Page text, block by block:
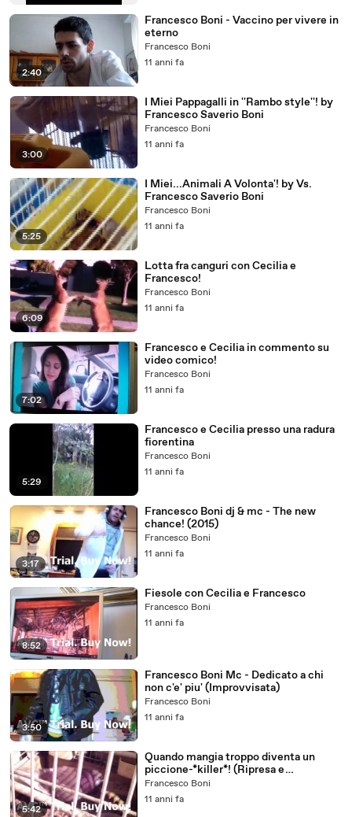
2:40
Francesco Boni - Vaccino per vivere in
eterno
Francesco Boni
11 anni fa
3:00
I Miei Pappagalli in ''Rambo style''! by
Francesco Saverio Boni
Francesco Boni
11 anni fa
5:25
I Miei...Animali A Volonta'! by Vs.
Francesco Saverio Boni
Francesco Boni
11 anni fa
6:09
Lotta fra canguri con Cecilia e
Francesco!
Francesco Boni
11 anni fa
7:02
Francesco e Cecilia in commento su
video comico!
Francesco Boni
11 anni fa
5:29
Francesco e Cecilia presso una radura
fiorentina
Francesco Boni
11 anni fa
3:17
Francesco Boni dj & mc - The new
chance! (2015)
Francesco Boni
11 anni fa
8:52
Fiesole con Cecilia e Francesco
Francesco Boni
11 anni fa
3:50
Francesco Boni Mc - Dedicato a chi
non c'e' piu' (Improvvisata)
Francesco Boni
11 anni fa
5:42
Quando mangia troppo diventa un
piccione-*killer*! (Ripresa e
commento by Francesco Saverio Boni
ed Anna Maria Cantiani)
Francesco Boni
11 anni fa